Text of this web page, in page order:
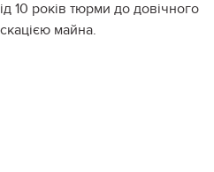
10 років тюрми до довічного
майна.